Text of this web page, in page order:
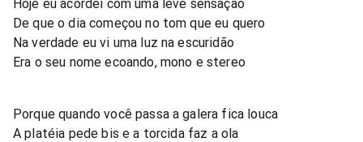
Hoje eu acordei com uma leve sensação
De que o dia começou no tom que eu quero
Na verdade eu vi uma luz na escuridão
Era o seu nome ecoando, mono e stereo
Porque quando você passa a galera fica louca
A platéia pede bis e a torcida faz a ola